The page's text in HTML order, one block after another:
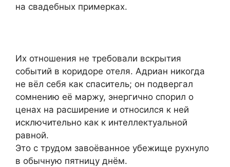
на свадебных примерках.
Их отношения не требовали вскрытия
событий в коридоре отеля. Адриан никогда
не вёл себя как спаситель; он подвергал
сомнению её маржу, энергично спорил о
ценах на расширение и относился к ней
исключительно как к интеллектуальной
равной.
Это с трудом завоёванное убежище рухнуло
в обычную пятницу днём.